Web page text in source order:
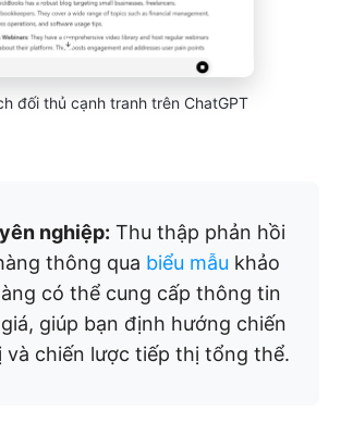
đối thủ cạnh tranh trên ChatGPT
nghiệp: Thu thập phản hồi
thông qua biểu mẫu khảo
có thể cung cấp thông tin
giúp bạn định hướng chiến
và chiến lược tiếp thị tổng thể.